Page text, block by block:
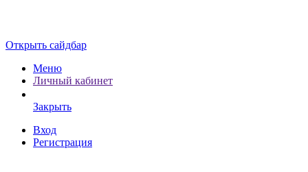
Открыть сайдбар
Меню
Личный кабинет
Закрыть
Вход
Регистрация